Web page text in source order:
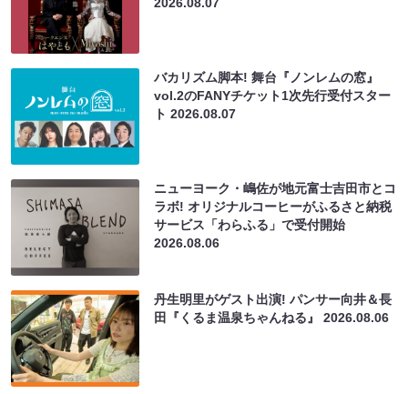
バカリズム脚本! 舞台『ノンレムの窓』
vol.2のFANYチケット1次先行受付スター
ト2026.08.07
ニューヨーク・嶋佐が地元富士吉田市とコ
ラボ! オリジナルコーヒーがふるさと納税
サービス「わらふる」で受付開始
2026.08.06
丹生明里がゲスト出演! パンサー向井＆長
田『くるま温泉ちゃんねる』2026.08.06